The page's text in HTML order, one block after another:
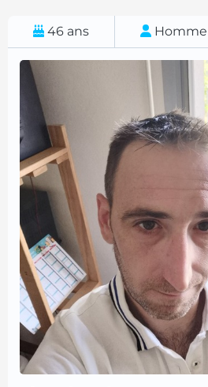
46 ans Homme